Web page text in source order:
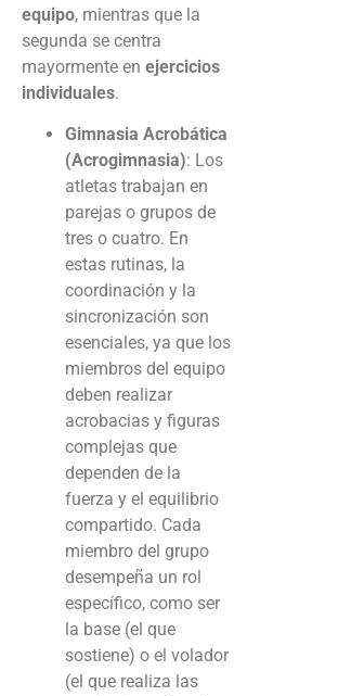
equipo, mientras que la
segunda se centra
mayormente en ejercicios
individuales.
Gimnasia Acrobática
(Acrogimnasia): Los
atletas trabajan en
parejas o grupos de
tres o cuatro. En
estas rutinas, la
coordinación y la
sincronización son
esenciales, ya que los
miembros del equipo
deben realizar
acrobacias y figuras
complejas que
dependen de la
fuerza y el equilibrio
compartido. Cada
miembro del grupo
desempeña un rol
específico, como ser
la base (el que
sostiene) o el volador
(el que realiza las